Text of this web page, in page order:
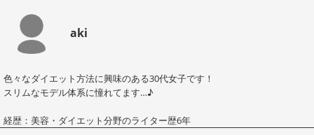
aki
色々なダイエット方法に興味のある30代女子です！
スリムなモデル体系に憧れてます…♪
経歴：美容・ダイエット分野のライター歴6年